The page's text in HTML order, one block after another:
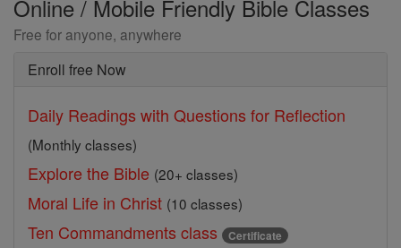
Online / Mobile Friendly Bible Classes
Free for anyone, anywhere
Enroll free Now
Daily Readings with Questions for Reflection
(Monthly classes)
Explore the Bible (20+ classes)
Moral Life in Christ (10 classes)
Ten Commandments class Certificate